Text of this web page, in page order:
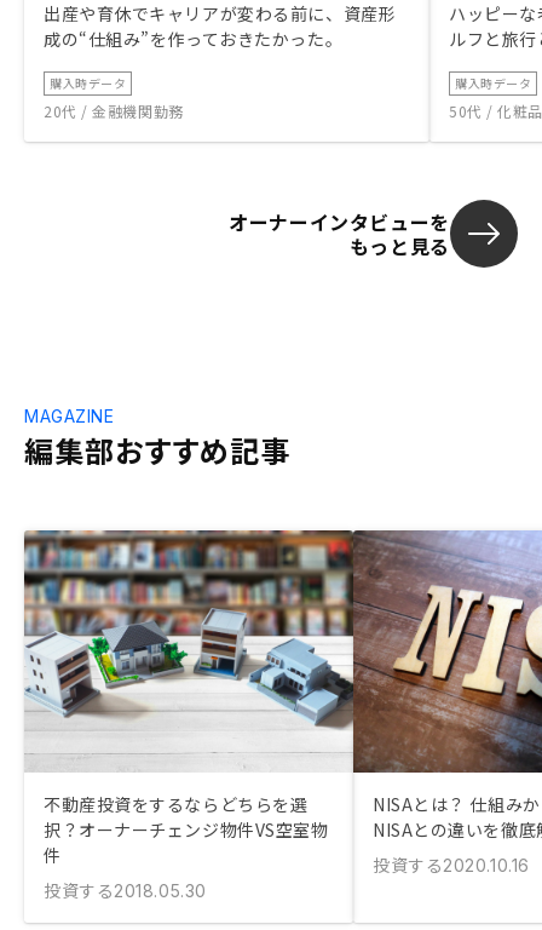
出産や育休でキャリアが変わる前に、資産形
成の“仕組み”を作っておきたかった。
購入時データ
20代 / 金融機関勤務
ハッピー
ルフと旅
購入時データ
50代 / 化粧
オーナーインタビューを
もっと見る
編集部おすすめ記事
MAGAZINE
不動産投資をするならどちらを選
択？オーナーチェンジ物件VS空室物
件
投資する2018.05.30
NISAとは？ 仕組み
NISAとの違いを徹底
投資する2020.10.16